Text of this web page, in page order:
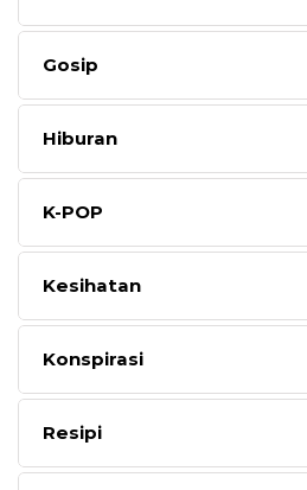
Gosip
Hiburan
K-POP
Kesihatan
Konspirasi
Resipi